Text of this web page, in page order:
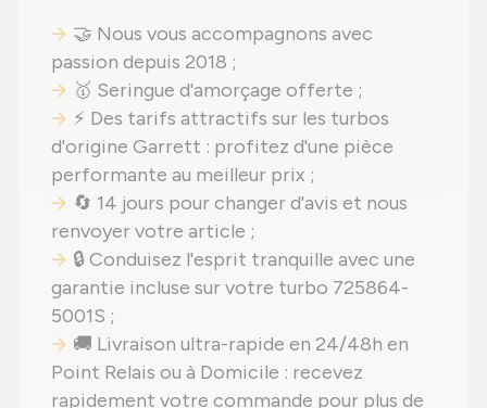
🤝 Nous vous accompagnons avec
passion depuis 2018 ;
🥇 Seringue d'amorçage offerte ;
⚡ Des tarifs attractifs sur les turbos
d'origine Garrett : profitez d'une pièce
performante au meilleur prix ;
🔄 14 jours pour changer d'avis et nous
renvoyer votre article ;
🔒 Conduisez l'esprit tranquille avec une
garantie incluse sur votre turbo 725864-
5001S ;
🚚 Livraison ultra-rapide en 24/48h en
Point Relais ou à Domicile : recevez
rapidement votre commande pour plus de